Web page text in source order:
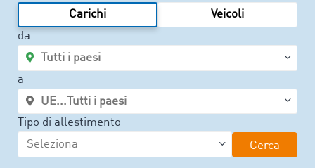
Carichi
Veicoli
da
a
Tipo di allestimento
Cerca